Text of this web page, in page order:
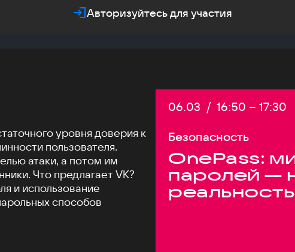
Авторизуйтесь для участия
уровня доверия к
пользователя.
атаки, а потом им
Что предлагает VK?
и использование
способов
Дата:
06.03 / Начало:
16:50 – Конец:
17:30
Безопасность
OnePass:
паролей —
реальность